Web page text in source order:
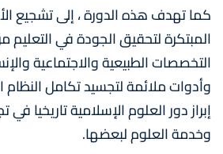
كما تهدف هذه الدورة ، إلى تشجيع
المبتكرة لتحقيق الجودة في التعليم
التخصصات الطبيعية والاجتماعية
وأدوات ملائمة لتجسيد تكامل
إبراز دور العلوم الإسلامية تاريخيا
وخدمة العلوم لبعضها.